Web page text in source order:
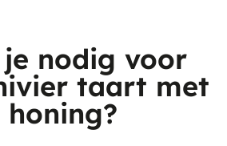
nodig voor
taart met